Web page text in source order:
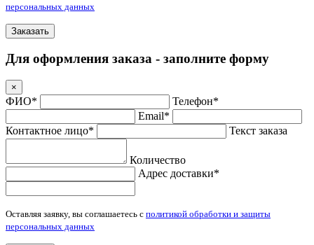
персональных данных
Заказать
Для оформления заказа - заполните форму
×
ФИО*
Телефон*
Email*
Контактное лицо*
Текст заказа
Количество
Адрес доставки*
Оставляя заявку, вы соглашаетесь с политикой обработки и защиты
персональных данных